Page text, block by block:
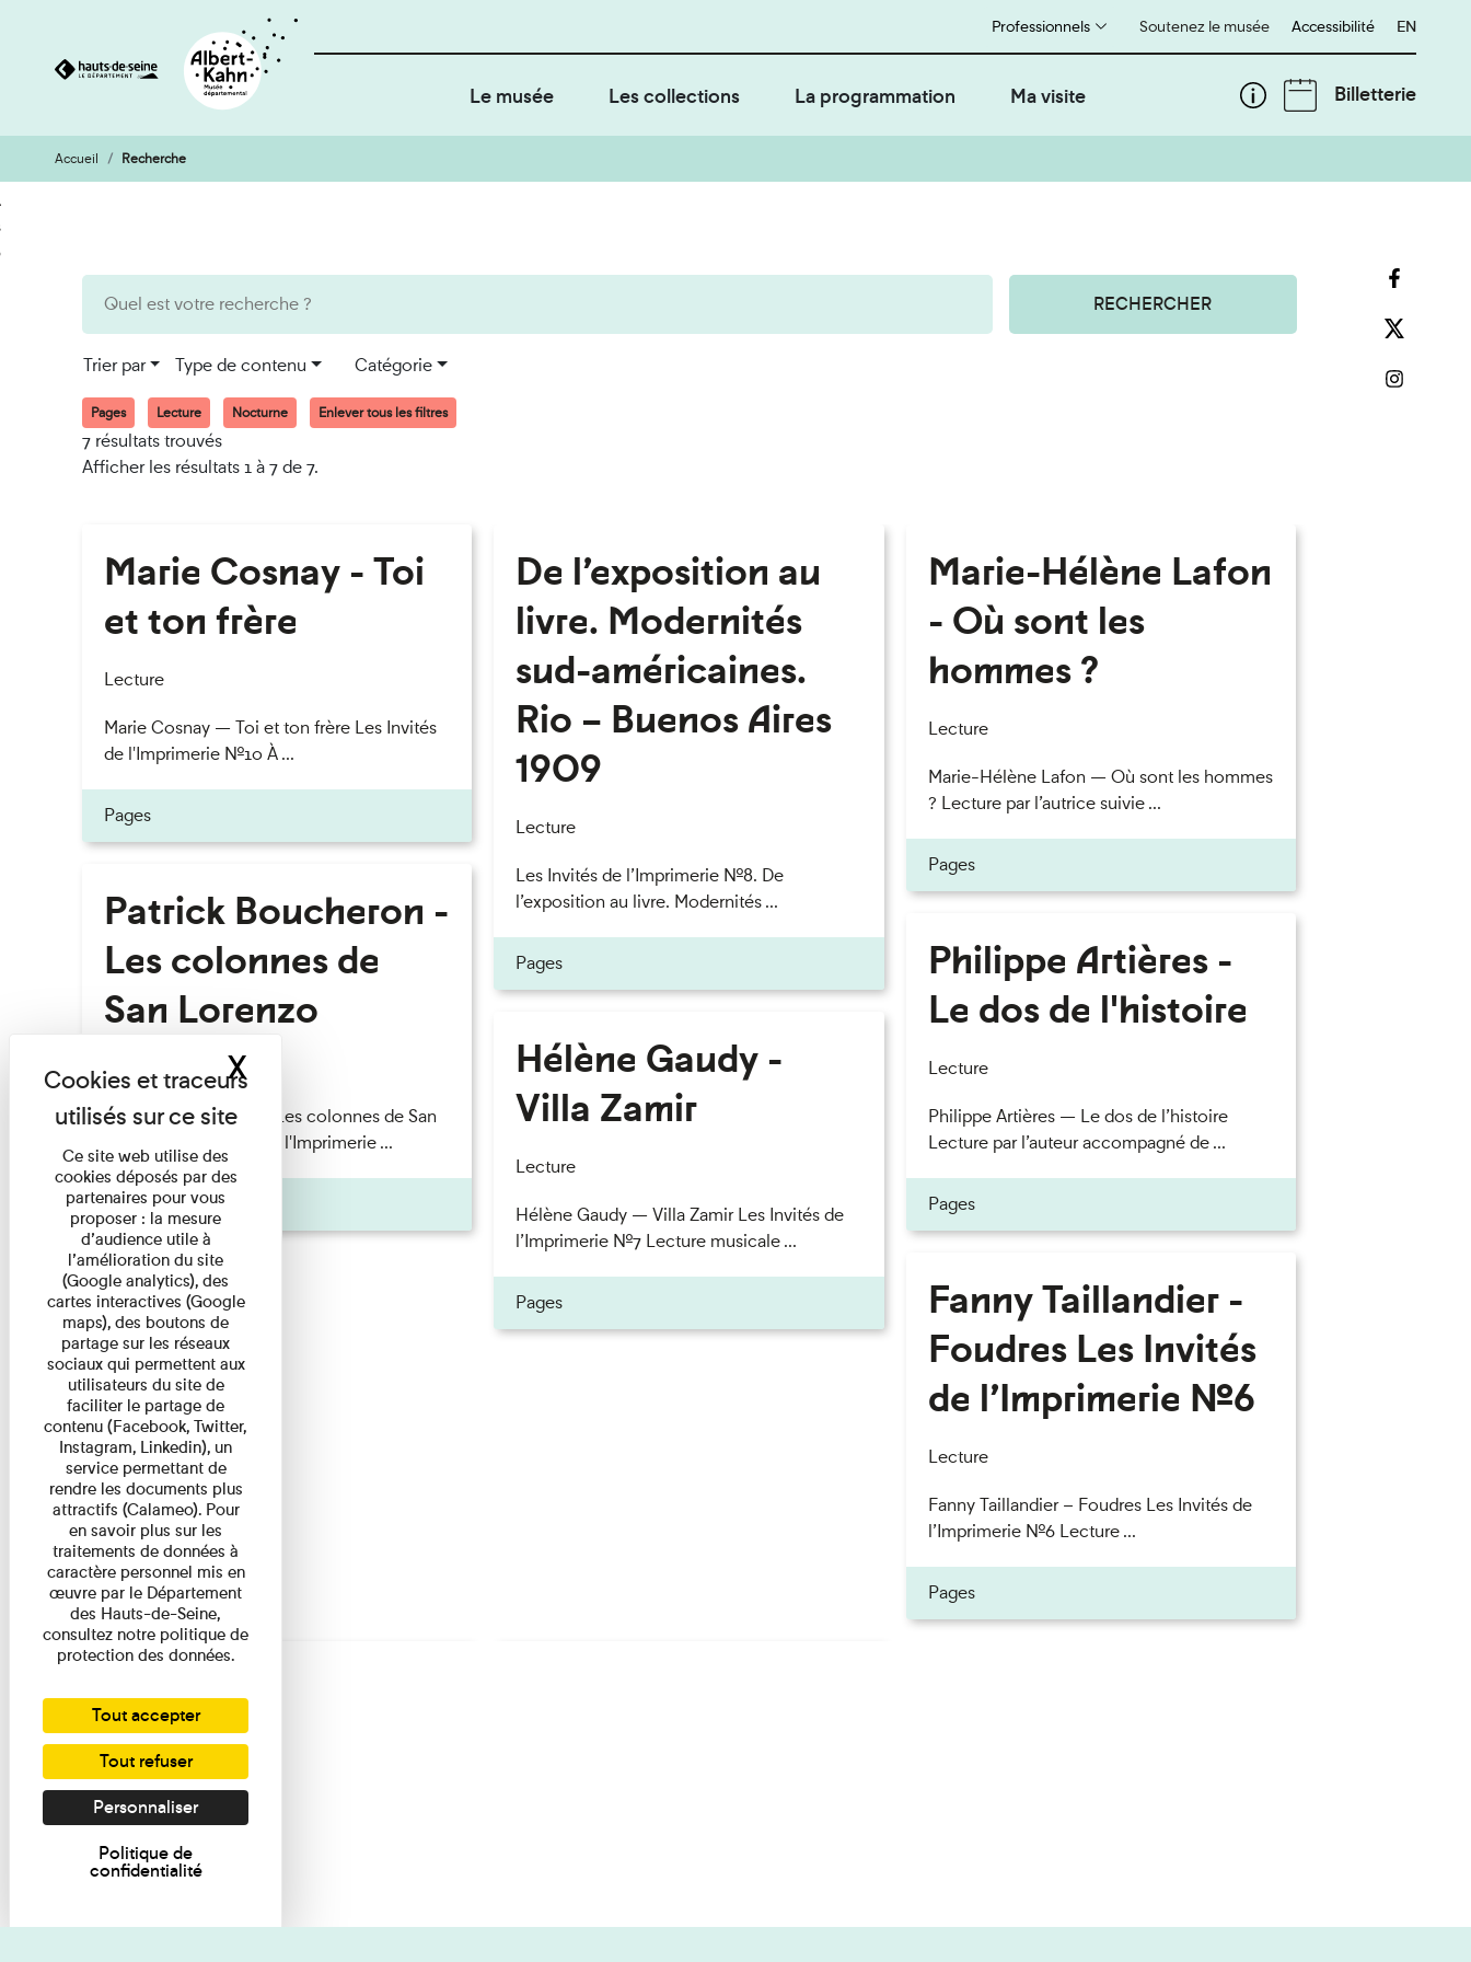
Aller
au
contenu
Aller
à
la
Soutenez le musée
Professionnels Accessibilité English
EN
Le musée Les collections La programmation Ma visite Billetterie
Accueil Recherche
RECHERCHER
Trier par Type de contenu Catégorie
Pages Lecture Nocturne Enlever tous les filtres
7 résultats trouvés
Afficher les résultats 1 à 7 de 7.
Marie Cosnay - Toi
et ton frère
Lecture
Marie Cosnay — Toi et ton frère Les Invités
de l'Imprimerie n°10 À ...
Pages
Patrick Boucheron -
Les colonnes de
San Lorenzo
Lecture
Patrick Boucheron — Les colonnes de San
Lorenzo Les Invités de l'Imprimerie ...
Pages
De l’exposition au
livre. Modernités
sud-américaines.
Rio – Buenos Aires
1909
Lecture
Les Invités de l’Imprimerie n°8. De
l’exposition au livre. Modernités ...
Pages
Hélène Gaudy -
Villa Zamir
Lecture
Hélène Gaudy — Villa Zamir Les Invités de
l’Imprimerie n°7 Lecture musicale ...
Pages
Marie-Hélène Lafon
- Où sont les
hommes ?
Lecture
Marie-Hélène Lafon — Où sont les hommes
? Lecture par l’autrice suivie ...
Pages
Philippe Artières -
Le dos de l'histoire
Lecture
Philippe Artières — Le dos de l’histoire
Lecture par l’auteur accompagné de ...
Pages
Fanny Taillandier -
Foudres Les Invités
de l’Imprimerie n°6
Lecture
Fanny Taillandier – Foudres Les Invités de
l’Imprimerie n°6 Lecture ...
Pages
Ce site web utilise des
cookies déposés par des
partenaires pour vous
proposer : la mesure
d’audience utile à
l’amélioration du site
(Google analytics), des
cartes interactives (Google
maps), des boutons de
partage sur les réseaux
sociaux qui permettent aux
utilisateurs du site de
faciliter le partage de
contenu (Facebook, Twitter,
Instagram, Linkedin), un
service permettant de
rendre les documents plus
attractifs (Calameo). Pour
en savoir plus sur les
traitements de données à
caractère personnel mis en
œuvre par le Département
des Hauts-de-Seine,
consultez notre politique de
protection des données.
Tout accepter
Tout refuser
Personnaliser
Politique de
confidentialité
XMasquer le bandeau des cookies